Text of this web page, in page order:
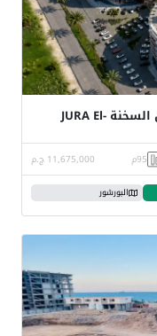
شالية 95م للبيع في جورا الجلالة العين السخنة JURA El-
95م 11,675,000 ج.م
البورشور